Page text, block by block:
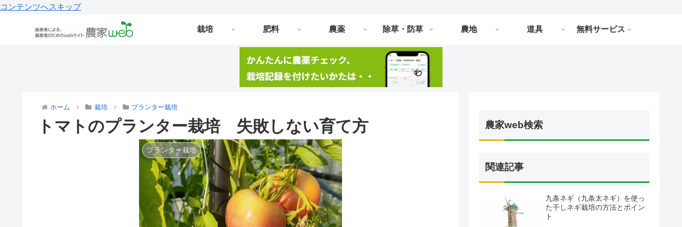
コンテンツへスキップ
栽培 肥料 農薬 除草・防草 農地 道具 無料サービス
ホーム 栽培 プランター栽培
トマトのプランター栽培 失敗しない育て方
プランター栽培
農家web検索
関連記事
九条ネギ（九条太ネギ）を使っ
た干しネギ栽培の方法とポイン
ト